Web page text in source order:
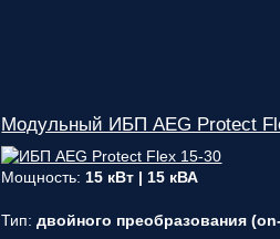
Модульный ИБП AEG Protect
Мощность: 15 кВт | 15 кВА
Тип:двойного преобразования